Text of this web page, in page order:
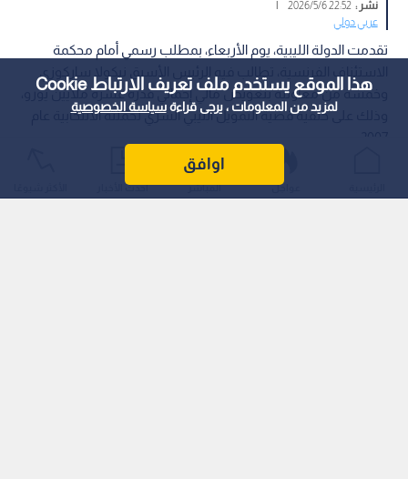
هذا الموقع يستخدم ملف تعريف الارتباط Cookie
لمزيد من المعلومات ، يرجى قراءةسياسة الخصوصية
اوافق
نشر :22:52 2026/5/6
|
عربي دولي
تقدمت الدولة الليبية، يوم الأربعاء، بمطلب رسمي أمام محكمة
وخمسة من معاونيه بتعويض مالي إجمالي قدره عشرة ملايين يورو،
وذلك على خلفية قضية التمويل الليبي السري لحملته الانتخابية عام
عواجل المباشر أحدث الأخبار